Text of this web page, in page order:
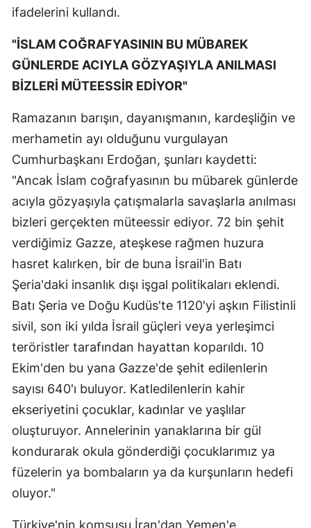
ifadelerini kullandı.
"İSLAM COĞRAFYASININ BU MÜBAREK
GÜNLERDE ACIYLA GÖZYAŞIYLA ANILMASI
BİZLERİ MÜTEESSİR EDİYOR"
Ramazanın barışın, dayanışmanın, kardeşliğin ve
merhametin ayı olduğunu vurgulayan
Cumhurbaşkanı Erdoğan, şunları kaydetti:
"Ancak İslam coğrafyasının bu mübarek günlerde
acıyla gözyaşıyla çatışmalarla savaşlarla anılması
bizleri gerçekten müteessir ediyor. 72 bin şehit
verdiğimiz Gazze, ateşkese rağmen huzura
hasret kalırken, bir de buna İsrail'in Batı
Şeria'daki insanlık dışı işgal politikaları eklendi.
Batı Şeria ve Doğu Kudüs'te 1120'yi aşkın Filistinli
sivil, son iki yılda İsrail güçleri veya yerleşimci
teröristler tarafından hayattan koparıldı. 10
Ekim'den bu yana Gazze'de şehit edilenlerin
sayısı 640'ı buluyor. Katledilenlerin kahir
ekseriyetini çocuklar, kadınlar ve yaşlılar
oluşturuyor. Annelerinin yanaklarına bir gül
kondurarak okula gönderdiği çocuklarımız ya
füzelerin ya bombaların ya da kurşunların hedefi
oluyor."
Türkiye'nin komşusu İran'dan Yemen'e,